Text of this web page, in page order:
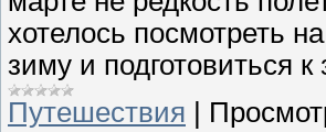
хотелось посмотреть
зиму и подготовиться к
Путешествия